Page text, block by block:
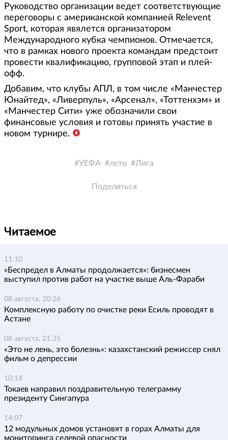
Руководство организации ведет соответствующие
переговоры с американской компанией Relevent
Sport, которая явялется организатором
Международного кубка чемпионов. Отмечается,
что в рамках нового проекта командам предстоит
провести квалификацию, групповой этап и плей-
офф.
Добавим, что клубы АПЛ, в том числе «Манчестер
Юнайтед», «Ливерпуль», «Арсенал», «Тоттенхэм» и
«Манчестер Сити» уже обозначили свои
финансовые условия и готовы принять участие в
новом турнире.
УЕФА лето Лига
Поделиться
Читаемое
11:10
«Беспредел в Алматы продолжается»: бизнесмен
выступил против работ на участке выше Аль-Фараби
08 августа, 20:26
Комплексную работу по очистке реки Есиль проводят в
Астане
08 августа, 21:35
«Это не лень, это болезнь»: казахстанский режиссер снял
фильм о депрессии
10:18
Токаев направил поздравительную телеграмму
президенту Сингапура
14:07
12 модульных домов установят в горах Алматы для
мониторинга селевой опасности